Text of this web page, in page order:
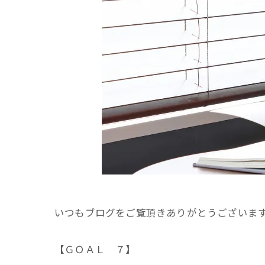
いつもブログをご覧頂きありがとうございま
【ＧＯＡＬ ７】